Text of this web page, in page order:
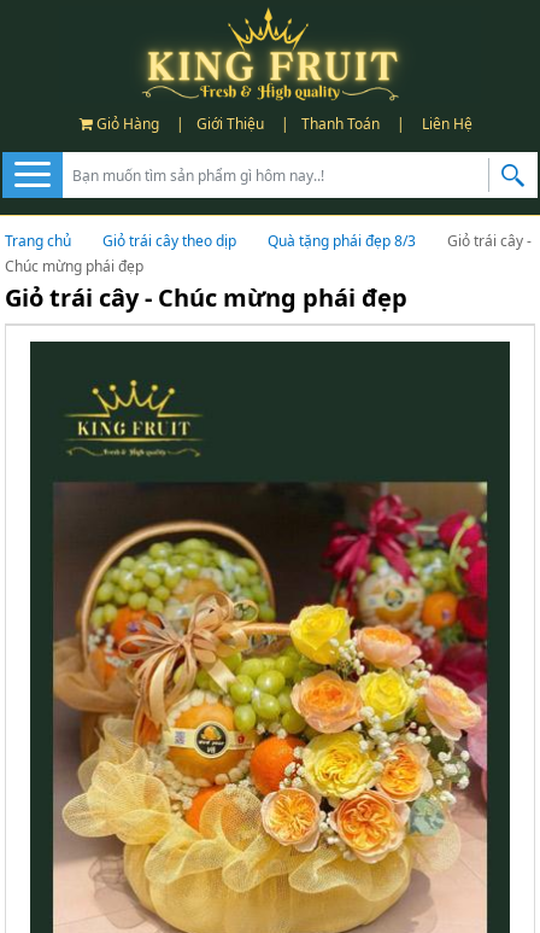
Giỏ Hàng | Giới Thiệu | Thanh Toán | Liên Hệ
Trang chủ Giỏ trái cây theo dịp Quà tặng phái đẹp 8/3
Giỏ trái cây -
Chúc mừng phái đẹp
Giỏ trái cây - Chúc mừng phái đẹp